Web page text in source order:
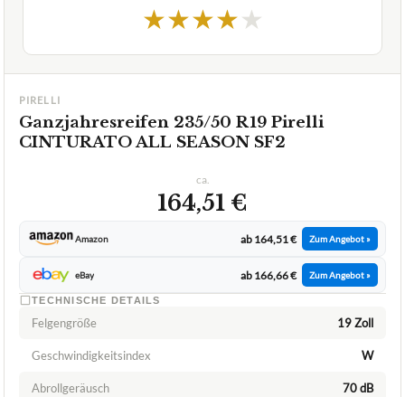
★★★★★
PIRELLI
Ganzjahresreifen 235/50 R19 Pirelli
CINTURATO ALL SEASON SF2
ca.
164,51 €
Amazon ab 164,51 € Zum Angebot »
eBay ab 166,66 € Zum Angebot »
TECHNISCHE DETAILS
Felgengröße 19 Zoll
Geschwindigkeitsindex W
Abrollgeräusch 70 dB